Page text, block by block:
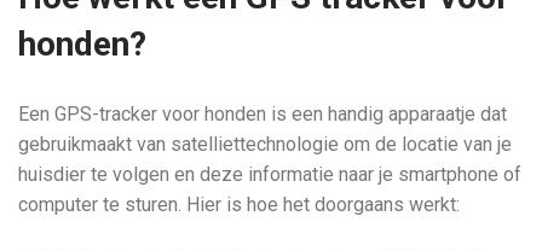
honden?
Een GPS-tracker voor honden is een handig apparaatje dat
gebruikmaakt van satelliettechnologie om de locatie van je
huisdier te volgen en deze informatie naar je smartphone of
computer te sturen. Hier is hoe het doorgaans werkt: